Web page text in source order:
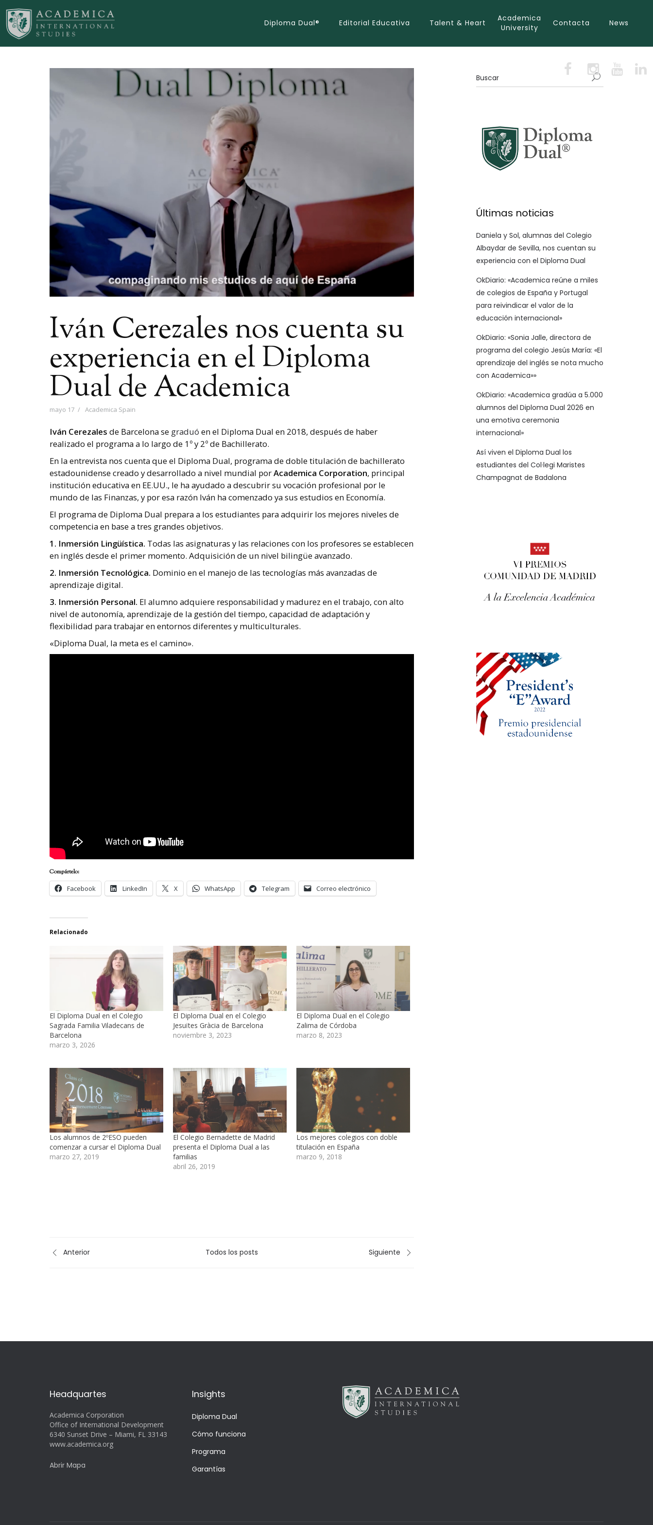
Diploma Dual® Editorial Educativa Talent & Heart
Academica
University
Contacta News
Iván Cerezales nos cuenta su
experiencia en el Diploma
Dual de Academica
mayo 17 Academica Spain
Iván Cerezales de Barcelona se graduó en el Diploma Dual en 2018, después de haber
realizado el programa a lo largo de 1º y 2º de Bachillerato.
En la entrevista nos cuenta que el Diploma Dual, programa de doble titulación de bachillerato
estadounidense creado y desarrollado a nivel mundial porAcademica Corporation, principal
institución educativa en EE.UU., le ha ayudado a descubrir su vocación profesional por le
mundo de las Finanzas, y por esa razón Iván ha comenzado ya sus estudios en Economía.
El programa de Diploma Dual prepara a los estudiantes para adquirir los mejores niveles de
competencia en base a tres grandes objetivos.
1. Inmersión Lingüística. Todas las asignaturas y las relaciones con los profesores se establecen
en inglés desde el primer momento. Adquisición de un nivel bilingüe avanzado.
2. Inmersión Tecnológica. Dominio en el manejo de las tecnologías más avanzadas de
aprendizaje digital.
3. Inmersión Personal. El alumno adquiere responsabilidad y madurez en el trabajo, con alto
nivel de autonomía, aprendizaje de la gestión del tiempo, capacidad de adaptación y
flexibilidad para trabajar en entornos diferentes y multiculturales.
«Diploma Dual, la meta es el camino».
Compártelo:
Facebook
LinkedIn X WhatsApp Telegram Correo electrónico
Relacionado
El Diploma Dual en el Colegio
Sagrada Familia Viladecans de
Barcelona
marzo 3, 2026
El Diploma Dual en el Colegio
Jesuïtes Gràcia de Barcelona
noviembre 3, 2023
El Diploma Dual en el Colegio
Zalima de Córdoba
marzo 8, 2023
Los alumnos de 2ºESO pueden
comenzar a cursar el Diploma Dual
marzo 27, 2019
El Colegio Bernadette de Madrid
presenta el Diploma Dual a las
familias
abril 26, 2019
Los mejores colegios con doble
titulación en España
marzo 9, 2018
Anterior Todos los posts Siguiente
Últimas noticias
Daniela y Sol, alumnas del Colegio
Albaydar de Sevilla, nos cuentan su
experiencia con el Diploma Dual
OkDiario: «Academica reúne a miles
de colegios de España y Portugal
para reivindicar el valor de la
educación internacional»
OkDiario: «Sonia Jalle, directora de
programa del colegio Jesús María: «El
aprendizaje del inglés se nota mucho
con Academica»»
OkDiario: «Academica gradúa a 5.000
alumnos del Diploma Dual 2026 en
una emotiva ceremonia
internacional»
Así viven el Diploma Dual los
estudiantes del Col·legi Maristes
Champagnat de Badalona
Headquartes
Academica Corporation
Office of International Development
6340 Sunset Drive – Miami, FL 33143
www.academica.org
Abrir Mapa
Insights
Diploma Dual
Cómo funciona
Programa
Garantías